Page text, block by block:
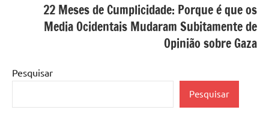
22 Meses de Cumplicidade: Porque é que os
Media Ocidentais Mudaram Subitamente de
Opinião sobre Gaza
Pesquisar
Pesquisar